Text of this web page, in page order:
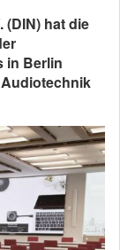
(DIN) hat die
in Berlin